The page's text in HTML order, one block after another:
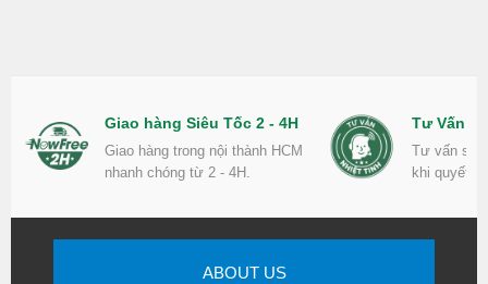
Giao hàng Siêu Tốc 2 - 4H
Giao hàng trong nội thành HCM
nhanh chóng từ 2 - 4H.
Tư Vấn
Tư vấn
khi quyết
ABOUT US